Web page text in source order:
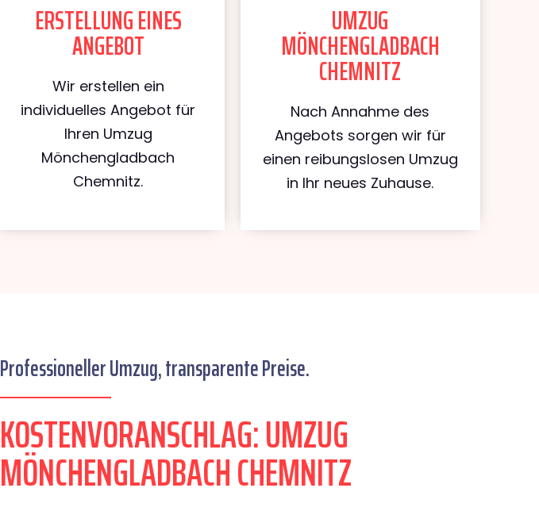
ERSTELLUNG EINES
ANGEBOT
Wir erstellen ein
individuelles Angebot für
Ihren Umzug
Mönchengladbach
Chemnitz.
UMZUG
MÖNCHENGLADBACH
CHEMNITZ
Nach Annahme des
Angebots sorgen wir für
einen reibungslosen Umzug
in Ihr neues Zuhause.
Professioneller Umzug, transparente Preise.
KOSTENVORANSCHLAG: UMZUG
MÖNCHENGLADBACH CHEMNITZ